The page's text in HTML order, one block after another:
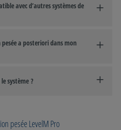
avec d’autres systèmes de
a posteriori dans mon
système ?
pesée LevelM Pro